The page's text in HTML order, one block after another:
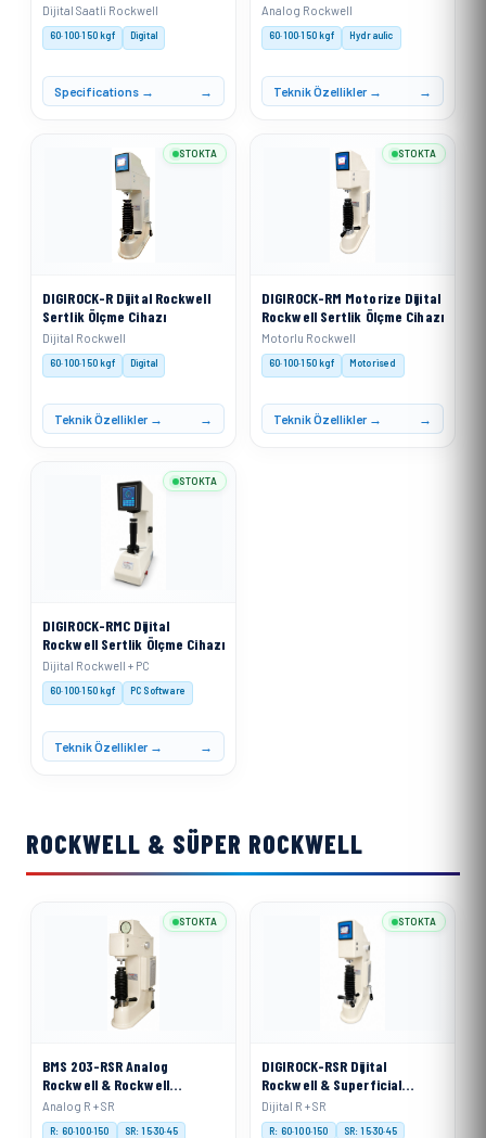
Dijital Saatli Rockwell
60·100·150 kgf Digital
Specifications →
Analog Rockwell
60·100·150 kgf Hydraulic
Teknik Özellikler →
DIGIROCK-R Dijital Rockwell
Sertlik Ölçme Cihazı
Dijital Rockwell
60·100·150 kgf Digital
Teknik Özellikler →
STOKTA
DIGIROCK-RM Motorize Dijital
Rockwell Sertlik Ölçme Cihazı
Motorlu Rockwell
60·100·150 kgf Motorised
Teknik Özellikler →
STOKTA
DIGIROCK-RMC Dijital
Rockwell Sertlik Ölçme Cihazı
Dijital Rockwell + PC
60·100·150 kgf PC Software
Teknik Özellikler →
STOKTA
ROCKWELL & SÜPER ROCKWELL
BMS 203-RSR Analog
Rockwell & Rockwell
Superficial Sertlik Ölçme
Cihazı
Analog R + SR
R: 60·100·150 SR: 15·30·45
STOKTA
DIGIROCK-RSR Dijital
Rockwell & Superficial
Sertlik Ölçme Cihazı
Dijital R + SR
R: 60·100·150
SR: 15·30·45
STOKTA